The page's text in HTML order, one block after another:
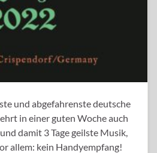
und abgefahrenste deutsche
in einer guten Woche auch
damit 3 Tage geilste Musik,
allem: kein Handyempfang!